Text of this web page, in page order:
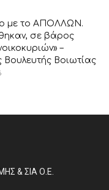
με το ΑΠΟΛΛΩΝ.
σε βάρος
–
Βουλευτής Βοιωτίας
& ΣΙΑ Ο.Ε.